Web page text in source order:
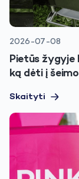
2026-07-08
Pietūs žygyje
ką dėti į
Skaityti